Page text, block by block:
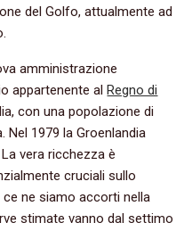
del Golfo, attualmente ad
amministrazione
appartenente alRegno di
con una popolazione di
Nel 1979 la Groenlandia
vera ricchezza è
cruciali sullo
ne siamo accorti nella
stimate vanno dal settimo